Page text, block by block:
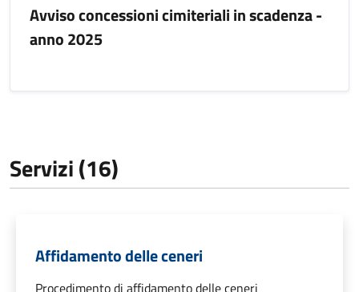
Avviso concessioni cimiteriali in scadenza -
anno 2025
Servizi (16)
Affidamento delle ceneri
Procedimento di affidamento delle ceneri